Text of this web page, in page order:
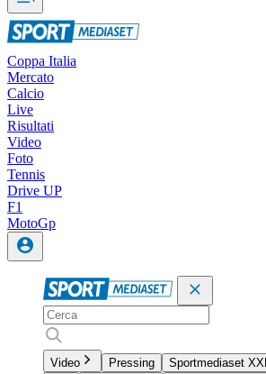
Coppa Italia
Mercato
Calcio
Live
Risultati
Video
Foto
Tennis
Drive UP
F1
MotoGp
Video Pressing Sportmediaset